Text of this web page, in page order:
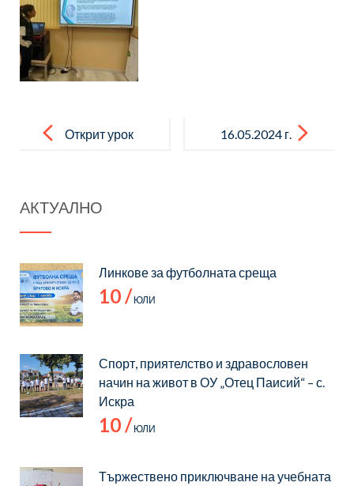
navigationОткрит урок
16.05.2024 г.
АКТУАЛНО
Линкове за футболната среща
10 / ЮЛИ
Спорт, приятелство и здравословен
начин на живот в ОУ „Отец Паисий“ – с.
Искра
10 / ЮЛИ
Тържествено приключване на учебната